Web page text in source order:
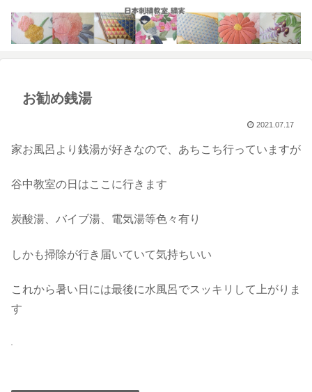
お勧め銭湯
2021.07.17
家お風呂より銭湯が好きなので、あちこち行っていますが
谷中教室の日はここに行きます
炭酸湯、バイブ湯、電気湯等色々有り
しかも掃除が行き届いていて気持ちいい
これから暑い日には最後に水風呂でスッキリして上がりま
す